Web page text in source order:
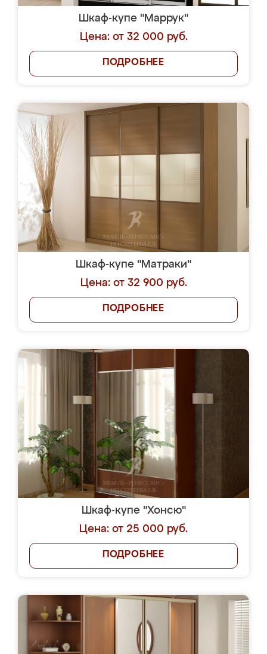
Шкаф-купе "Маррук"
Цена: от 32 000 руб.
ПОДРОБНЕЕ
Шкаф-купе "Матраки"
Цена: от 32 900 руб.
ПОДРОБНЕЕ
Шкаф-купе "Хонсю"
Цена: от 25 000 руб.
ПОДРОБНЕЕ